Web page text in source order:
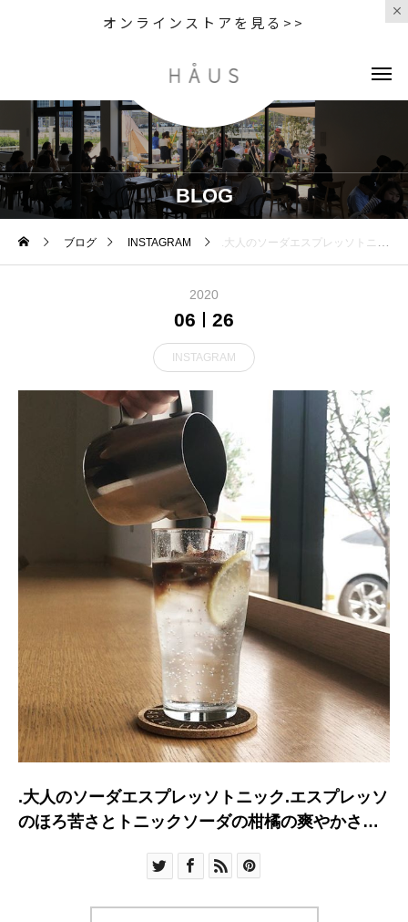
オンラインストアを見る>>
BLOG
ブログ INSTAGRAM .大人のソーダエスプレッソトニック.エスプレッソのほろ苦さとトニックソーダの柑橘の爽やかさがシュワッと
2020
06 26
INSTAGRAM
.大人のソーダエスプレッソトニック.エスプレッソ
のほろ苦さとトニックソーダの柑橘の爽やかさが